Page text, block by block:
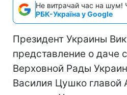
Не витрачай час на шум!
РБК-Україна у Google
Президент Украины
представление о даче
Верховной Рады
Василия Цушко главой